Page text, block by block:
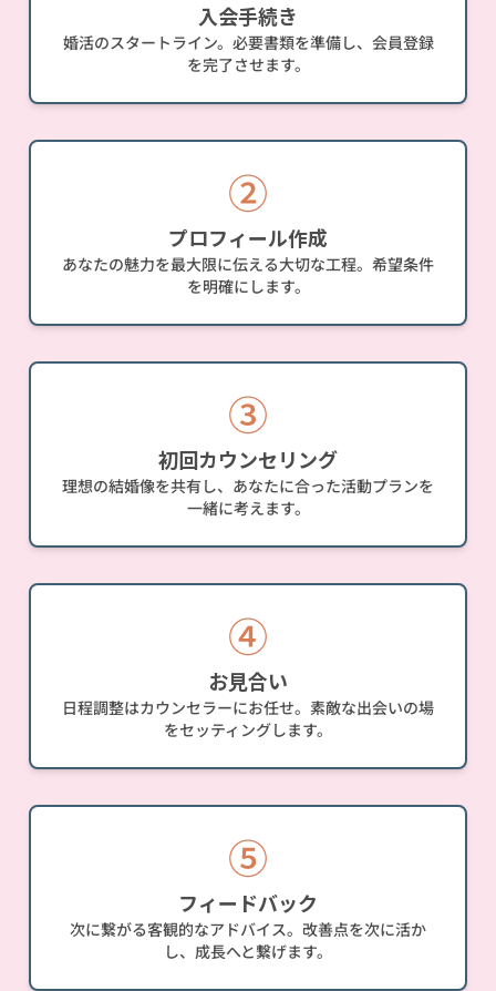
入会手続き
婚活のスタートライン。必要書類を準備し、会員登録
を完了させます。
②
プロフィール作成
あなたの魅力を最大限に伝える大切な工程。希望条件
を明確にします。
③
初回カウンセリング
理想の結婚像を共有し、あなたに合った活動プランを
一緒に考えます。
④
お見合い
日程調整はカウンセラーにお任せ。素敵な出会いの場
をセッティングします。
⑤
フィードバック
次に繋がる客観的なアドバイス。改善点を次に活か
し、成長へと繋げます。